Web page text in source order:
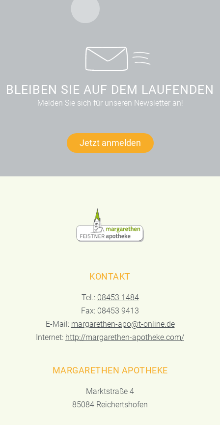
BLEIBEN SIE AUF DEM LAUFENDEN
Melden Sie sich für unseren Newsletter an!
Jetzt anmelden
KONTAKT
Tel.: 08453 1484
Fax: 08453 9413
E-Mail: margarethen-apo@t-online.de
Internet: http://margarethen-apotheke.com/
MARGARETHEN APOTHEKE
Marktstraße 4
85084 Reichertshofen